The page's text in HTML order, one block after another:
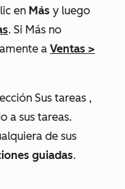
en Más y luego
. Si Más no
a Ventas >
Sus tareas ,
a sus tareas.
de sus
guiadas.